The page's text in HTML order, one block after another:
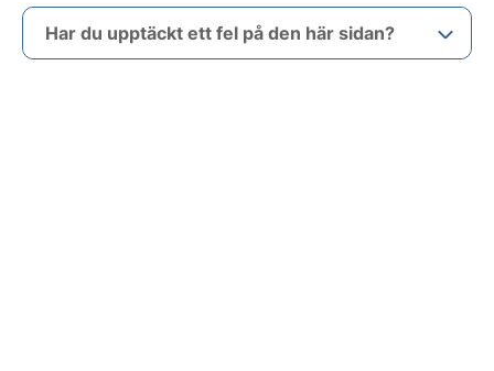
Har du upptäckt ett fel på den här sidan?